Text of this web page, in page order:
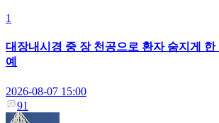
1
대장내시경 중 장 천공으로 환자 숨지게
예
2026-08-07 15:00
91